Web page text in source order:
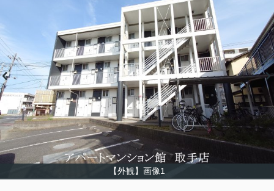
【外観】画像1